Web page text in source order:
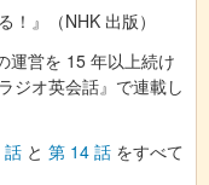
』（NHK 出版）
運営を 15 年以上続け
ジオ英会話』で連載し
話 と 第 14 話 をすべて